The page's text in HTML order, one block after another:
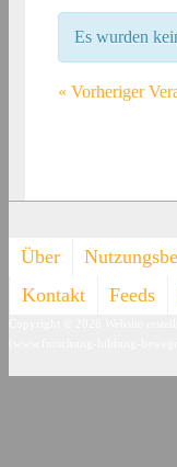
Es wurden
« Vorheriger
Footer-
Menü
Über
Kontakt
Feeds